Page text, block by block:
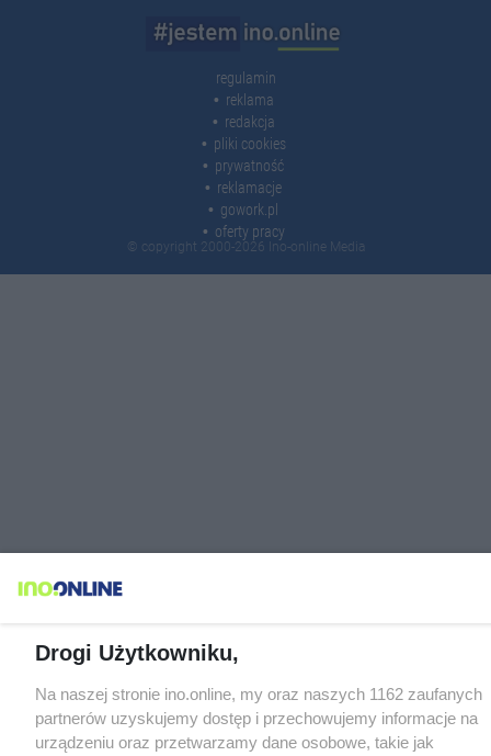
regulamin
reklama
redakcja
pliki cookies
prywatność
reklamacje
gowork.pl
oferty pracy
© copyright 2000-2026 Ino-online Media
Drogi Użytkowniku,
Na naszej stronie ino.online, my oraz naszych 1162 zaufanych
partnerów uzyskujemy dostęp i przechowujemy informacje na
urządzeniu oraz przetwarzamy dane osobowe, takie jak